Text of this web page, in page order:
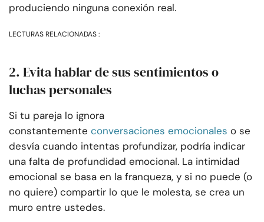
produciendo ninguna conexión real.
LECTURAS RELACIONADAS :
2. Evita hablar de sus sentimientos o
luchas personales
Si tu pareja lo ignora
constantemente conversaciones emocionales o se
desvía cuando intentas profundizar, podría indicar
una falta de profundidad emocional. La intimidad
emocional se basa en la franqueza, y si no puede (o
no quiere) compartir lo que le molesta, se crea un
muro entre ustedes.